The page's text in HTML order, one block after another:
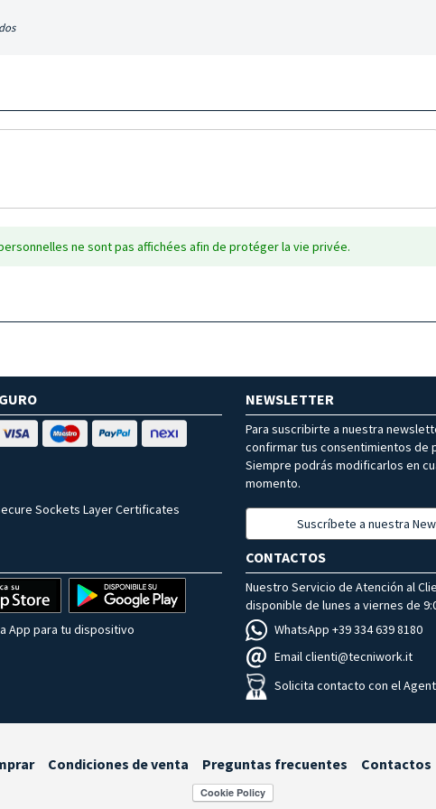
ne sont pas affichées afin de protéger la vie privée.
Sockets Layer Certificates
NEWSLETTER
Para suscribirte a nuestra
confirmar tus consentimientos de
Siempre podrás modificarlos en
momento.
Suscríbete a nuestra
App para tu dispositivo
CONTACTOS
Nuestro Servicio de Atención al
disponible de lunes a viernes de
WhatsApp +39 334 639 8180
Email clienti@tecniwork.it
Solicita contacto con el
Condiciones de venta Preguntas frecuentes Contactos